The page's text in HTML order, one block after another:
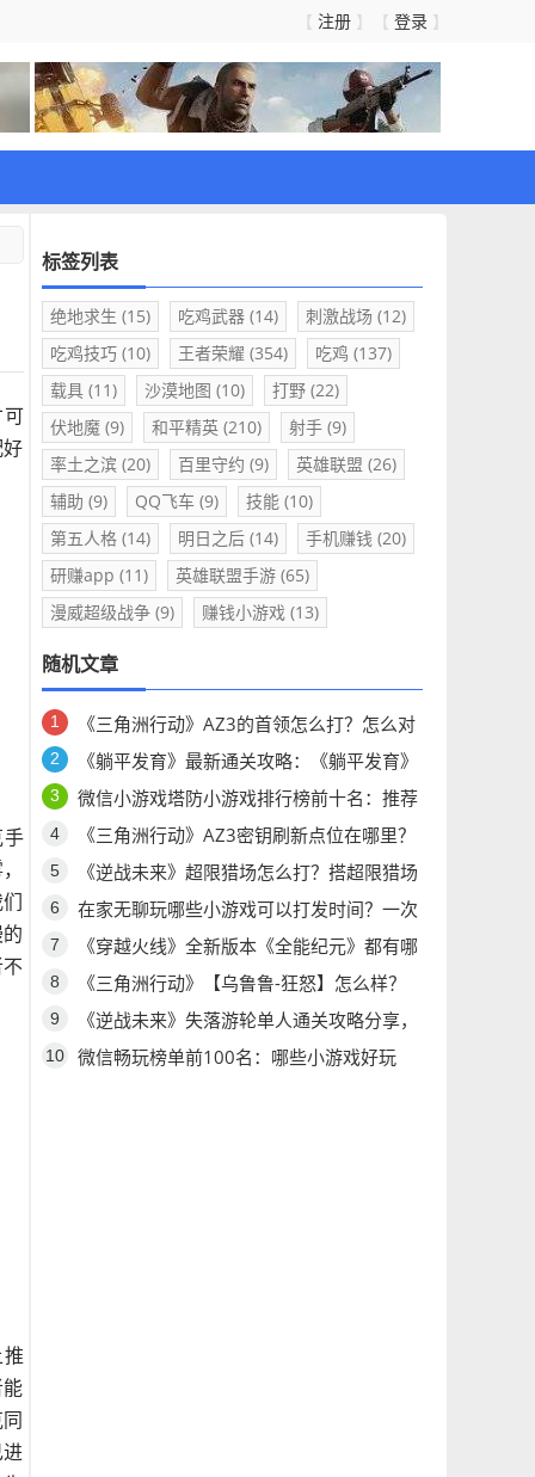
【 注册 】【 登录 】
可
好
手
不
推
能
标签列表
绝地求生 (15) 吃鸡武器(14) 刺激战场 (12)
吃鸡技巧(10) 王者荣耀 (354) 吃鸡 (137)
载具(11) 沙漠地图 (10) 打野(22)
伏地魔(9) 和平精英(210) 射手(9)
率土之滨(20) 百里守约 (9) 英雄联盟 (26)
辅助 (9) QQ飞车(9) 技能(10)
第五人格(14) 明日之后(14) 手机赚钱 (20)
研赚app (11) 英雄联盟手游(65)
漫威超级战争(9) 赚钱小游戏(13)
随机文章
《三角洲行动》AZ3的首领怎么打？怎么对
付AZ3首领H1000？
《躺平发育》最新通关攻略：《躺平发育》
你想问的问题都有答案！
微信小游戏塔防小游戏排行榜前十名：推荐
五款经典塔防小游戏，怎么玩都不腻！
《三角洲行动》AZ3密钥刷新点位在哪里？
《三角洲行动》AZ3密钥点位公布
《逆战未来》超限猎场怎么打？搭超限猎场
最强搭配推荐
在家无聊玩哪些小游戏可以打发时间？一次
分享六个耐玩微信小游戏！
《穿越火线》全新版本《全能纪元》都有哪
些更新？《穿越火线》怀旧版有哪些更新？
《三角洲行动》【乌鲁鲁-狂怒】怎么样？
【乌鲁鲁-狂怒】干员研究有哪些技能？
《逆战未来》失落游轮单人通关攻略分享，
《逆战未来》失落游轮单人怎么玩？
微信畅玩榜单前100名：哪些小游戏好玩